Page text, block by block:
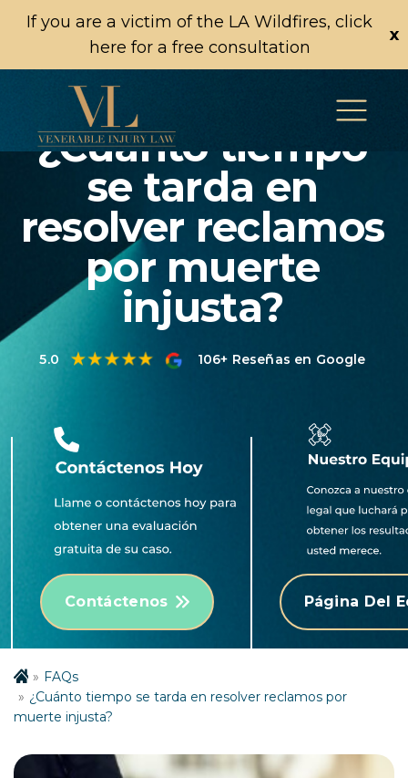
If you are a victim of the LA Wildfires, click
here for a free consultation
x
¿Cuánto tiempo
se tarda en
resolver reclamos
por muerte
injusta?
5.0 106+ Reseñas en Google
Contáctenos Página Del
FAQs
¿Cuánto tiempo se tarda en resolver reclamos por
muerte injusta?